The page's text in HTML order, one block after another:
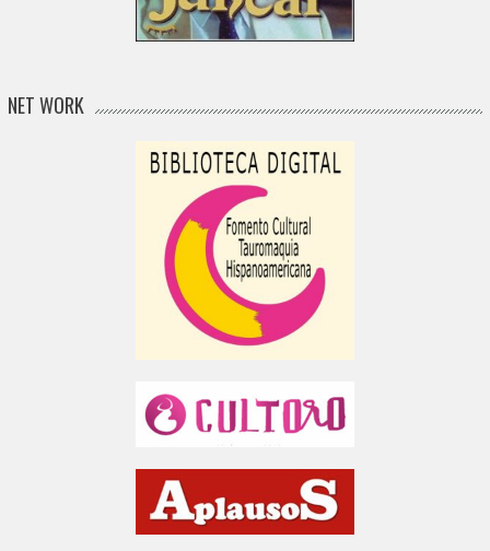
NET WORK